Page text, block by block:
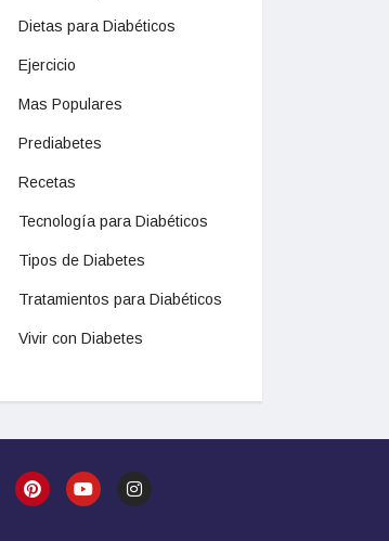
Dietas para Diabéticos
Ejercicio
Mas Populares
Prediabetes
Recetas
Tecnología para Diabéticos
Tipos de Diabetes
Tratamientos para Diabéticos
Vivir con Diabetes